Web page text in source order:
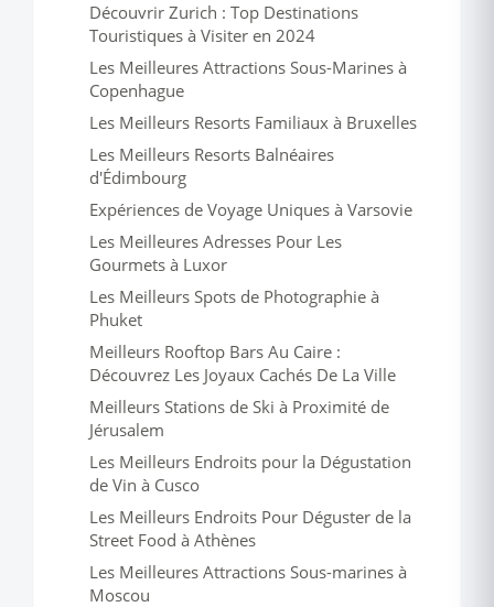
Découvrir Zurich : Top Destinations
Touristiques à Visiter en 2024
Les Meilleures Attractions Sous-Marines à
Copenhague
Les Meilleurs Resorts Familiaux à Bruxelles
Les Meilleurs Resorts Balnéaires
d'Édimbourg
Expériences de Voyage Uniques à Varsovie
Les Meilleures Adresses Pour Les
Gourmets à Luxor
Les Meilleurs Spots de Photographie à
Phuket
Meilleurs Rooftop Bars Au Caire :
Découvrez Les Joyaux Cachés De La Ville
Meilleurs Stations de Ski à Proximité de
Jérusalem
Les Meilleurs Endroits pour la Dégustation
de Vin à Cusco
Les Meilleurs Endroits Pour Déguster de la
Street Food à Athènes
Les Meilleures Attractions Sous-marines à
Moscou